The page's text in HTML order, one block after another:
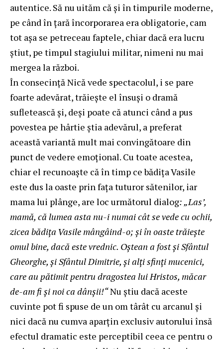
autentice. Să nu uităm că și în timpurile moderne,
pe când în țară încorporarea era obligatorie, cam
tot așa se petreceau faptele, chiar dacă era lucru
știut, pe timpul stagiului militar, nimeni nu mai
mergea la război.
În consecință Nică vede spectacolul, i se pare
foarte adevărat, trăiește el însuși o dramă
sufletească și, deși poate că atunci când a pus
povestea pe hârtie știa adevărul, a preferat
această variantă mult mai convingătoare din
punct de vedere emoțional. Cu toate acestea,
chiar el recunoaște că în timp ce bădița Vasile
este dus la oaste prin fața tuturor sătenilor, iar
mama lui plânge, are loc următorul dialog: „Las’,
mamă, că lumea asta nu-i numai cât se vede cu ochii,
zicea bădiţa Vasile mângâind-o; şi în oaste trăieşte
omul bine, dacă este vrednic. Oştean a fost şi Sfântul
Gheorghe, şi Sfântul Dimitrie, şi alţi sfinţi mucenici,
care au pătimit pentru dragostea lui Hristos, măcar
de-am fi şi noi ca dânşii!“Nu știu dacă aceste
cuvinte pot fi spuse de un om târât cu arcanul și
nici dacă nu cumva aparțin exclusiv autorului însă
efectul dramatic este perceptibil ceea ce pentru o